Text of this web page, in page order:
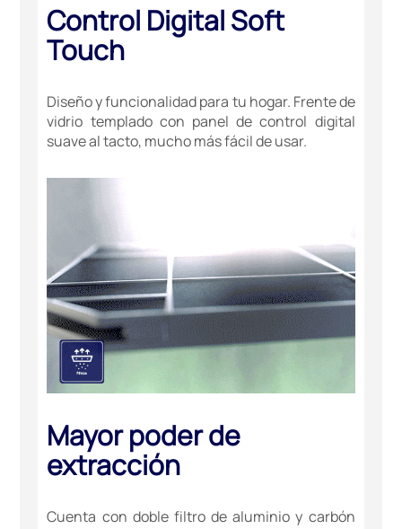
Control Digital Soft
Touch
Diseño y funcionalidad para tu hogar. Frente de
vidrio templado con panel de control digital
suave al tacto, mucho más fácil de usar.
Mayor poder de
extracción
Cuenta con doble filtro de aluminio y carbón